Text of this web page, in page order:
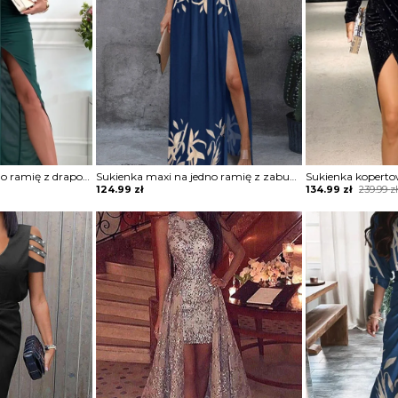
Sukienka maxi na jedno ramię z drapowaniem Sukienka maxi na jedno ramię z zabudowanym dekoltem
124.99 zł 239.99zł
Original
was:
239.99 zł.
134.99 zł
Current
is:
134.99 zł.